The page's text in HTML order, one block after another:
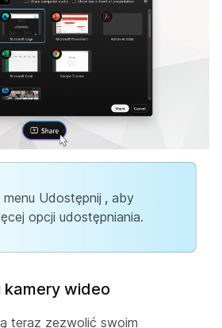
Udostępnij , aby
opcji udostępniania.
kamery wideo
teraz zezwolić swoim